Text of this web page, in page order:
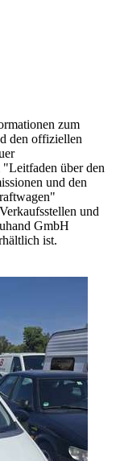
zum
den offiziellen
über den
und den
und
GmbH
ist.